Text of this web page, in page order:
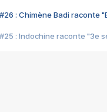
#26 : Chimène Badi raconte
#25 : Indochine raconte "3e